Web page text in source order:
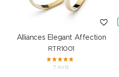
Alliances Elegant Affection
RTR1001
7 AVIS